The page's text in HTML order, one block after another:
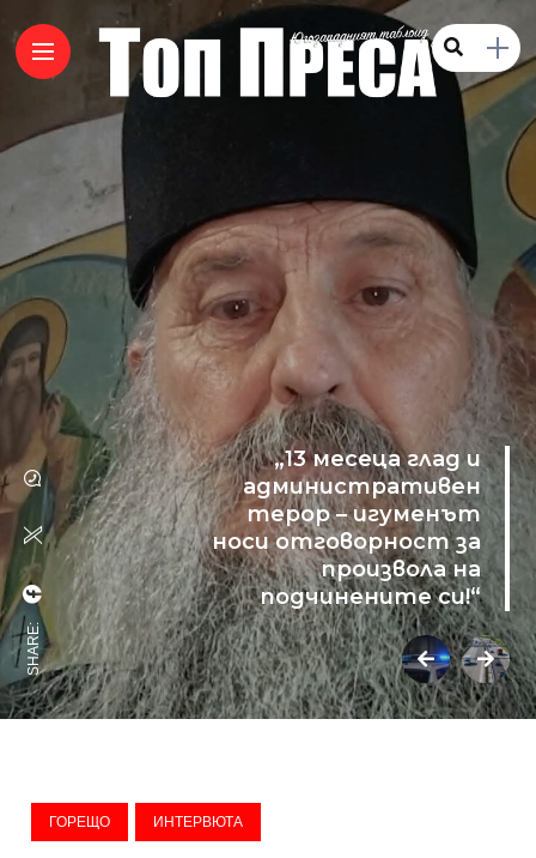
„13 месеца глад и
административен
терор – игуменът
носи отговорност за
произвола на
подчинените си!“
SHARE:
ГОРЕЩО ИНТЕРВЮТА